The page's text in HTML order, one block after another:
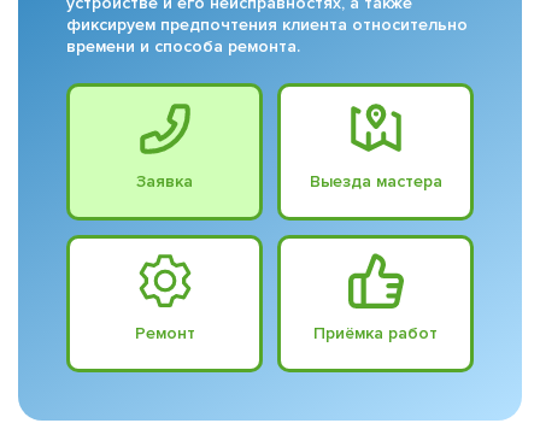
фиксируем предпочтения клиента относительно
времени и способа ремонта.
Заявка Выезда мастера
Ремонт Приёмка работ